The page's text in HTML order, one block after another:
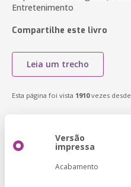
Entretenimento
Compartilhe este livro
Leia um trecho
Esta página foi vista 1910vezes desde
Versão
impressa
Acabamento